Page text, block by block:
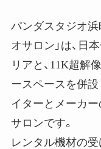
パンダスタジオ浜
オサロン」は、日
リアと、11K超解
ースペースを併
イターとメーカ
サロンです。
レンタル機材の受